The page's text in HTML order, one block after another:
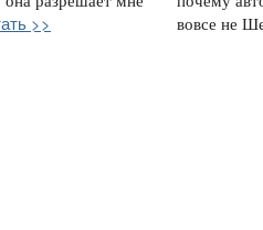
>>
вовсе не